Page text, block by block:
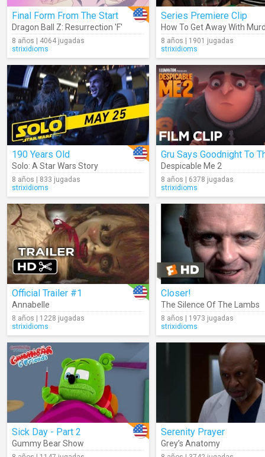
Final Form From The Start
Dragon Ball Z: Resurrection 'F'
8 años | 4064 jugadas
strixidioms
Series Premiere Clip
How To Get Away With
8 años | 1901 jugadas
strixidioms
190 Years Old
Solo: A Star Wars Story
8 años | 833 jugadas
strixidioms
Despicable Me 2
8 años | 6378 jugadas
strixidioms
Official Trailer #1
Annabelle
8 años | 1228 jugadas
strixidioms
Closer!
The Silence Of The Lambs
8 años | 1973 jugadas
strixidioms
Sick Day - Part 2
Gummy Bear Show
‪Serenity Prayer
Grey’s Anatomy‬